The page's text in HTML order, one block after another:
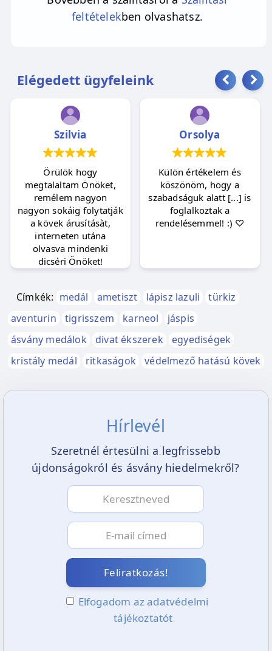
feltételekben olvashatsz.
Elégedett ügyfeleink
Szilvia
Örülök hogy
megtalaltam Önöket,
remélem nagyon
nagyon sokáig folytatják
a kövek árusításàt,
interneten utána
olvasva mindenki
dicséri Önöket!
Orsolya
Külön értékelem és
köszönöm, hogy a
szabadságuk alatt [...] is
foglalkoztak a
rendelésemmel! :) ♡
Címkék: medál ametiszt lápisz lazuli
türkiz
aventurin
tigrisszem karneol
jáspis
ásvány medálok
divat ékszerek
egyediségek
kristály medál
ritkaságok védelmező hatású kövek
Hírlevél
Szeretnél értesülni a legfrissebb
újdonságokról és ásvány hiedelmekről?
Feliratkozás!
Elfogadom az adatvédelmi
tájékoztatót